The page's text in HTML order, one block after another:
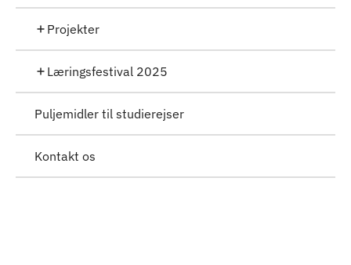
Projekter
Læringsfestival 2025
Puljemidler til studierejser
Kontakt os